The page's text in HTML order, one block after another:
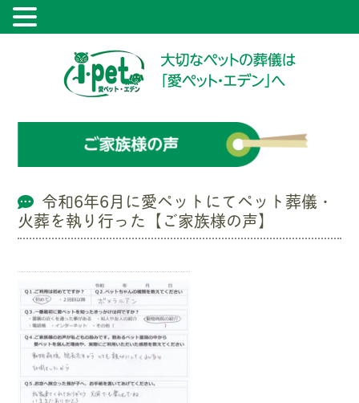
令和6年6月に愛ペットにてペット葬儀・
火葬を執り行った【ご家族様の声】